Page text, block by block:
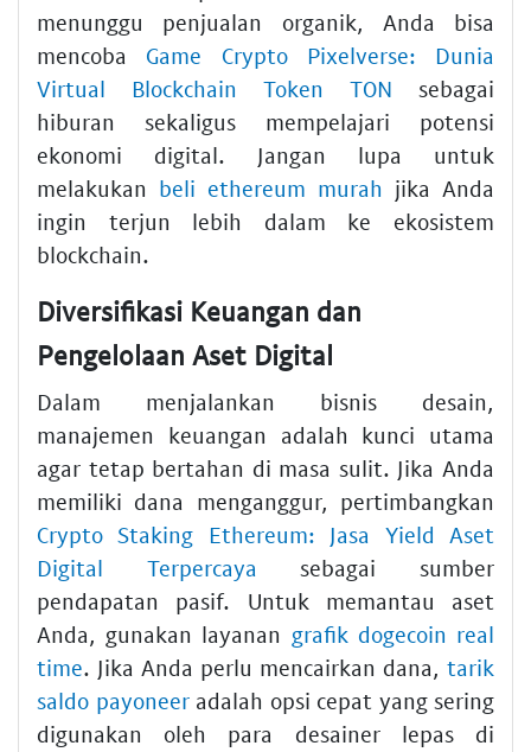
menunggu penjualan organik, Anda bisa
mencoba Game Crypto Pixelverse: Dunia
Virtual Blockchain Token TON sebagai
hiburan sekaligus mempelajari potensi
ekonomi digital. Jangan lupa untuk
melakukan beli ethereum murah jika Anda
ingin terjun lebih dalam ke ekosistem
blockchain.
Diversifikasi Keuangan dan
Pengelolaan Aset Digital
Dalam menjalankan bisnis desain,
manajemen keuangan adalah kunci utama
agar tetap bertahan di masa sulit. Jika Anda
memiliki dana menganggur, pertimbangkan
Crypto Staking Ethereum: Jasa Yield Aset
Digital Terpercaya sebagai sumber
pendapatan pasif. Untuk memantau aset
Anda, gunakan layanan grafik dogecoin real
time. Jika Anda perlu mencairkan dana, tarik
saldo payoneeradalah opsi cepat yang sering
digunakan oleh para desainer lepas di